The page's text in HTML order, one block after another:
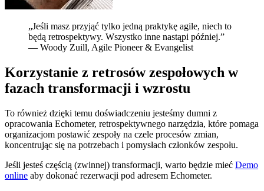
„Jeśli masz przyjąć tylko jedną praktykę agile, niech to
będą retrospektywy. Wszystko inne nastąpi później.”
— Woody Zuill, Agile Pioneer & Evangelist
Korzystanie z retrosów zespołowych w
fazach transformacji i wzrostu
To również dzięki temu doświadczeniu jesteśmy dumni z
opracowania Echometer, retrospektywnego narzędzia, które pomaga
organizacjom postawić zespoły na czele procesów zmian,
koncentrując się na potrzebach i pomysłach członków zespołu.
Jeśli jesteś częścią (zwinnej) transformacji, warto będzie mieć Demo
online aby dokonać rezerwacji pod adresem Echometer.